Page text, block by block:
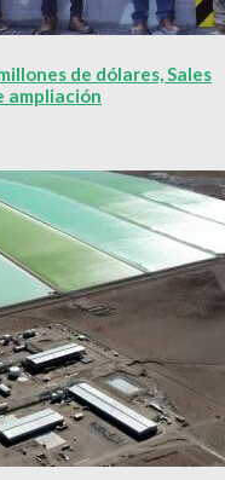
de dólares, Sales
ampliación